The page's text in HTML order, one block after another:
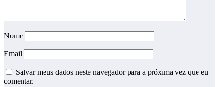
Nome
Email
Salvar meus dados neste navegador para a próxima vez que eu
comentar.